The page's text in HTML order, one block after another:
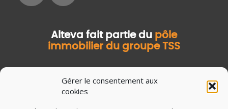
Gérer le consentement aux
cookies
Alteva fait partie du pôle
immobilier du groupe TSS